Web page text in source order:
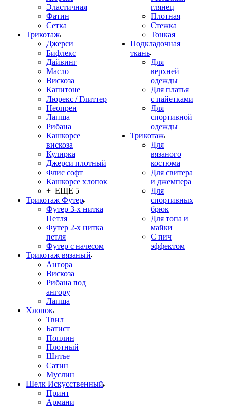
Эластичная
Фатин
Сетка
Трикотаж
Джерси
Бифлекс
Дайвинг
Масло
Вискоза
Капитоне
Люрекс / Глиттер
Неопрен
Лапша
Рибана
Кашкорсе
вискоза
Кулирка
Джерси плотный
Флис софт
Кашкорсе хлопок
+ ЕЩЕ 5
Трикотаж Футер
Футер 3-х нитка
Петля
Футер 2-х нитка
петля
Футер с начесом
Трикотаж вязаный
Ангора
Вискоза
Рибана под
ангору
Лапша
Хлопок
Твил
Батист
Поплин
Плотный
Шитье
Сатин
Муслин
Шелк Искусственный
Принт
Армани
глянец
Плотная
Стежка
Тонкая
Подкладочная
ткань
Для
верхней
одежды
Для платья
с пайетками
Для
спортивной
одежды
Трикотаж
Для
вязаного
костюма
Для свитера
и джемпера
Для
спортивных
брюк
Для топа и
майки
С пич
эффектом